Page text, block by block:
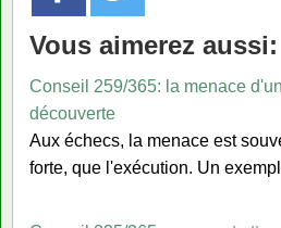
Vous aimerez aussi:
Conseil 259/365: la menace
découverte
Aux échecs, la menace est
forte, que l'exécution. Un